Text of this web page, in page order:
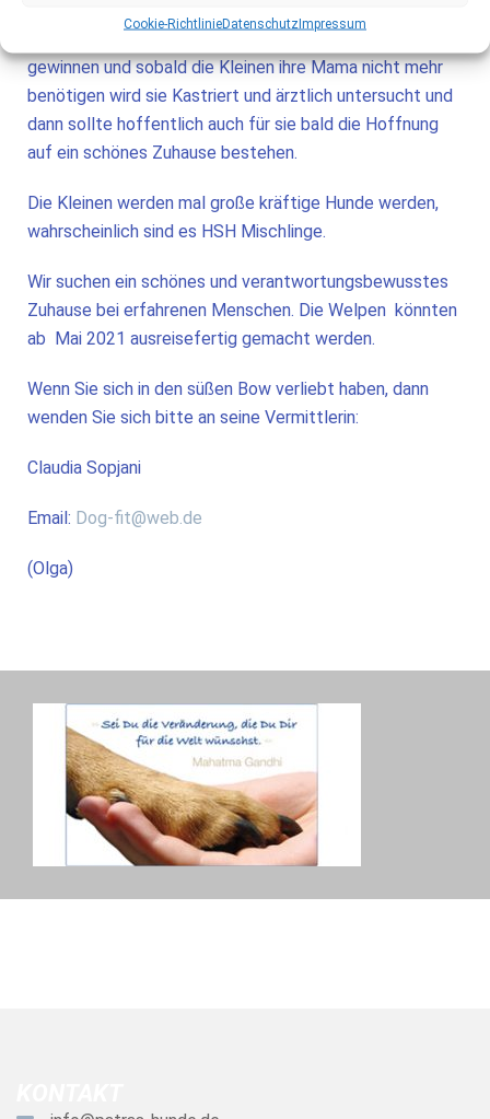
Cookie-RichtlinieDatenschutzImpressum
gemacht. Die Tierschützer versuche nun ihr Vertrauen zu
gewinnen und sobald die Kleinen ihre Mama nicht mehr
benötigen wird sie Kastriert und ärztlich untersucht und
dann sollte hoffentlich auch für sie bald die Hoffnung
auf ein schönes Zuhause bestehen.
Die Kleinen werden mal große kräftige Hunde werden,
wahrscheinlich sind es HSH Mischlinge.
Wir suchen ein schönes und verantwortungsbewusstes
Zuhause bei erfahrenen Menschen. Die Welpen könnten
ab Mai 2021 ausreisefertig gemacht werden.
Wenn Sie sich in den süßen Bow verliebt haben, dann
wenden Sie sich bitte an seine Vermittlerin:
Claudia Sopjani
Email: Dog-fit@web.de
(Olga)